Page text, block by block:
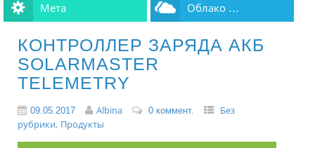
КОНТРОЛЛЕР ЗАРЯДА АКБ
SOLARMASTER
TELEMETRY
09.05.2017 Albina 0 коммент.
Без
рубрики, Продукты
Мета Облако …